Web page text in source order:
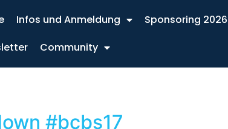
Infos und Anmeldung Sponsoring 2026
Community
#bcbs17